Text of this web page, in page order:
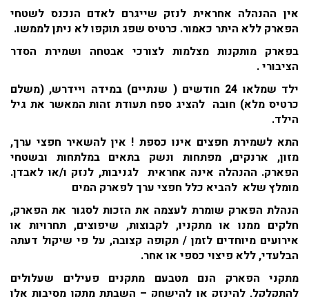
אין ההנהלה אחראית לנזק שייגרם לאדם הנכנס לשטחי
הפארק ללא היתר כאמור. כרטיס שפג תוקפו לא ניתן לממשו.
בפארק מותקנות מצלמות לצורכי אבטחה ושמירת הסדר
הציבורי .
ילד שמלאו 24 חודשים ( שנתיים) במידה ויידרש, (משלם
כרטיס מלא) חובה להציג ספח תעודת זהות המאשר את גיל
הילד.
התא לשמירת חפצים אינו כספת ! אין להשאיר חפצי ערך,
מזון, ארנקים, מפתחות ונשק בתאים במלתחות ובשטחי
הפארק. ההנהלה אינה אחראית לגניבות, לנזק ו/או לאבדן.
מומלץ שלא להביא כלל חפצי ערך לפארק המים
הנהלת הפארק שומרת לעצמה את הזכות לסגור את הפארק,
חלקים ממנו או מתקניו, לקבוצות, שיפוצים, תחרויות או
אירועים מיוחדים לזמן / תקופה קצובה, על פי שיקול דעתה
הבלעדי, ללא פיצוי כספי או אחר.
מתקני הפארק הנם מטבעם מתקנים פעילים שעלולים
להתקלקל, להינזק או להישחק – השבתת מתקן מסיבות אלו